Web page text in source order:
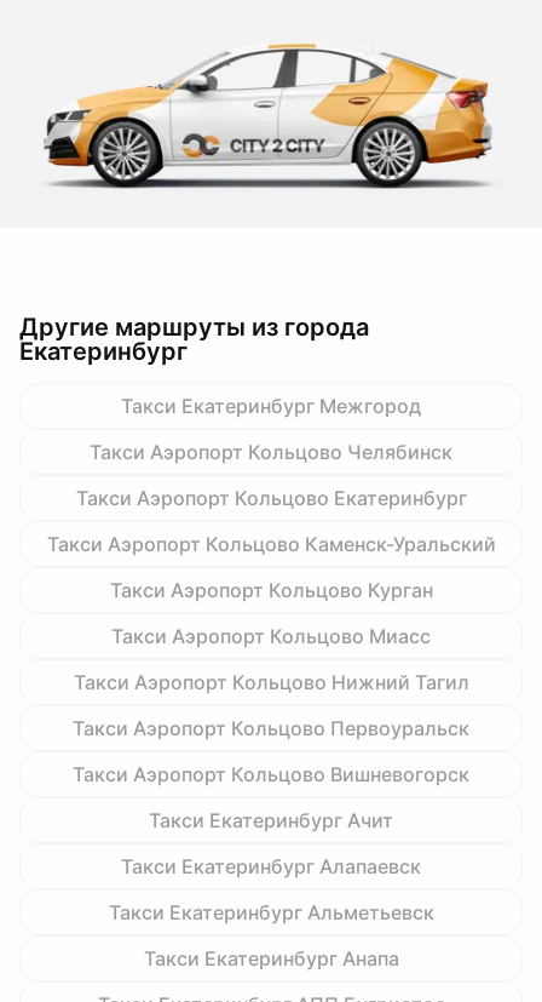
Другие маршруты из города
Екатеринбург
Такси Екатеринбург Межгород
Такси Аэропорт Кольцово Челябинск
Такси Аэропорт Кольцово Екатеринбург
Такси Аэропорт Кольцово Каменск-Уральский
Такси Аэропорт Кольцово Курган
Такси Аэропорт Кольцово Миасс
Такси Аэропорт Кольцово Нижний Тагил
Такси Аэропорт Кольцово Первоуральск
Такси Аэропорт Кольцово Вишневогорск
Такси Екатеринбург Ачит
Такси Екатеринбург Алапаевск
Такси Екатеринбург Альметьевск
Такси Екатеринбург Анапа